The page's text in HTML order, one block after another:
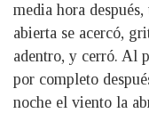
media hora
abierta se acercó,
adentro, y cerró. Al
por completo
noche el viento la